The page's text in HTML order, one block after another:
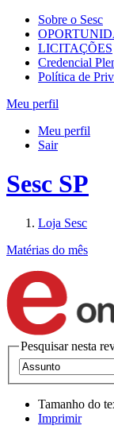
Sobre o Sesc
LICITAÇÕES
Credencial
Política de
Meu perfil
Meu perfil
Sair
Sesc SP
Loja Sesc
Matérias do mês
Pesquisar nesta
Tamanho do
Imprimir